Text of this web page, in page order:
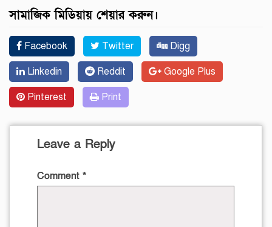
সামাজিক মিডিয়ায় শেয়ার করুন।
Facebook Twitter Digg
Linkedin Reddit Google Plus
Pinterest Print
Leave a Reply
Comment *